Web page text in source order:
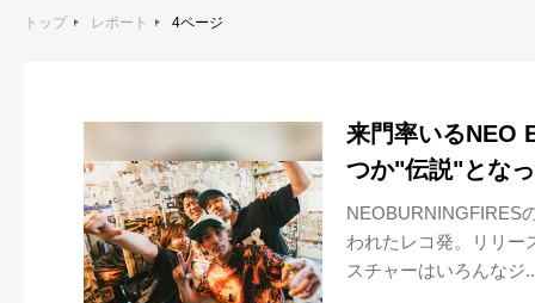
トップ レポート 4ページ
来門率いるNEO
つか"伝説"とな
NEOBURNINGFIRES
われたレコ発。リリー
スチャーはいろんなジ